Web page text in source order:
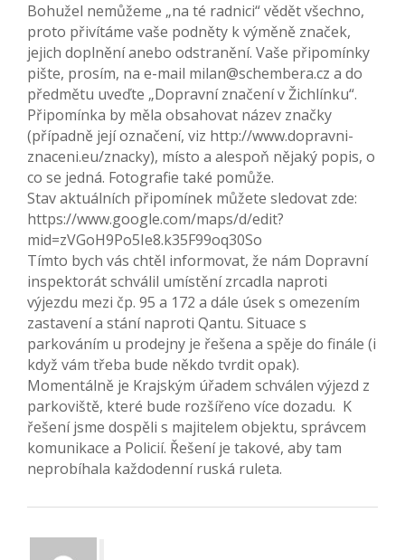
Bohužel nemůžeme „na té radnici“ vědět všechno,
proto přivítáme vaše podněty k výměně značek,
jejich doplnění anebo odstranění. Vaše připomínky
pište, prosím, na e-mail milan@schembera.cz a do
předmětu uveďte „Dopravní značení v Žichlínku“.
Připomínka by měla obsahovat název značky
(případně její označení, viz http://www.dopravni-
znaceni.eu/znacky), místo a alespoň nějaký popis, o
co se jedná. Fotografie také pomůže.
Stav aktuálních připomínek můžete sledovat zde:
https://www.google.com/maps/d/edit?
mid=zVGoH9Po5Ie8.k35F99oq30So
Tímto bych vás chtěl informovat, že nám Dopravní
inspektorát schválil umístění zrcadla naproti
výjezdu mezi čp. 95 a 172 a dále úsek s omezením
zastavení a stání naproti Qantu. Situace s
parkováním u prodejny je řešena a spěje do finále (i
když vám třeba bude někdo tvrdit opak).
Momentálně je Krajským úřadem schválen výjezd z
parkoviště, které bude rozšířeno více dozadu. K
řešení jsme dospěli s majitelem objektu, správcem
komunikace a Policií. Řešení je takové, aby tam
neprobíhala každodenní ruská ruleta.